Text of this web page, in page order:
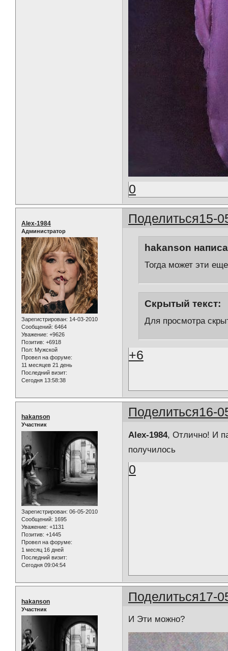
0
Поделиться15-
Alex-1984
Администратор
Зарегистрирован: 14-03-2010
Сообщений: 6464
Уважение: +9626
Позитив: +6918
Пол: Мужской
Провел на форуме:
11 месяцев 21 день
Последний визит:
Сегодня 13:58:38
hakanson
Тогда может эти
Скрытый текст:
Для просмотра
+6
Поделиться16-
hakanson
Участник
Зарегистрирован: 06-05-2010
Сообщений: 1695
Уважение: +1131
Позитив: +1445
Провел на форуме:
1 месяц 16 дней
Последний визит:
Сегодня 09:04:54
Alex-1984, Отлично! И
получилось
0
Поделиться17-
hakanson
Участник
И Эти можно?